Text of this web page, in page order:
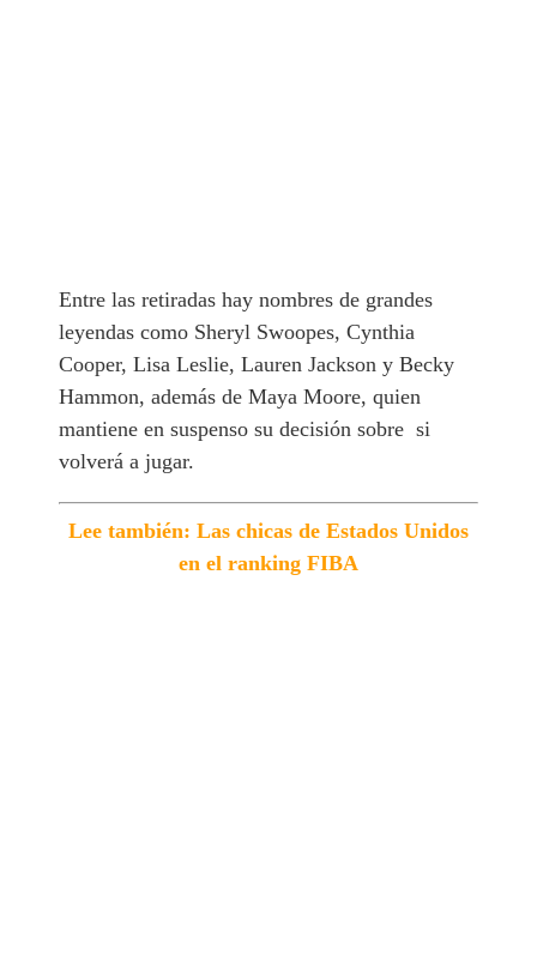
Entre las retiradas hay nombres de grandes
leyendas como Sheryl Swoopes, Cynthia
Cooper, Lisa Leslie, Lauren Jackson y Becky
Hammon, además de Maya Moore, quien
mantiene en suspenso su decisión sobre si
volverá a jugar.
Lee también: Las chicas de Estados Unidos
en el ranking FIBA